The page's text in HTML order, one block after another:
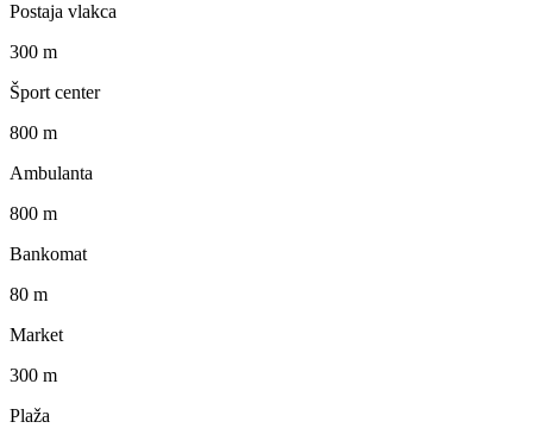
Postaja vlakca
300 m
Šport center
800 m
Ambulanta
800 m
Bankomat
80 m
Market
300 m
Plaža